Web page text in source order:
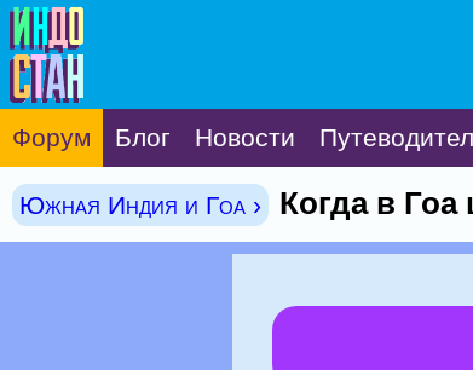
Форум Блог Новости
Южная Индия и Гоа › Когда в